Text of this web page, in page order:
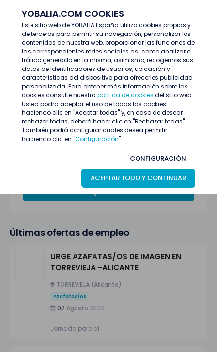
YOBALIA.COM COOKIES
Este sitio web de YOBALIA España utiliza cookies propias y
de terceros para permitir su navegación, personalizar los
contenidos de nuestra web, proporcionar las funciones de
las correspondientes redes sociales así como analizar el
tráfico generado en la misma, asimismo, recogemos sus
datos de identificadores de usuarios, ubicación y
características del dispositivo para ofrecerles publicidad
personalizada. Para obtener más información sobre las
cookies consulte nuestra política de cookies del sitio web.
Usted podrá aceptar el uso de todas las cookies
haciendo clic en "Aceptar todas" y, en caso de desear
rechazar todas, deberá hacer clic en "Rechazar todas".
También podrá configurar cuáles desea permitir
haciendo clic en "Configuración".
CONFIGURACIÓN
ACEPTAR TODO Y CONTINUAR
Últimas ofertas
Alicante
Todas las categorías
BUSCAR
Últimas ofertas de empleo
URGE AZAFATAS/OS DE IMAGEN EN
TORREVIEJA -ALICANTE
TORREVIEJA (Alicante)
Azafatas/os
07 Agosto 2026
Jornada parcial